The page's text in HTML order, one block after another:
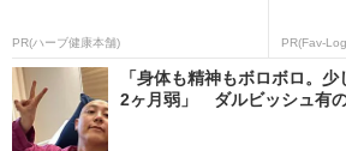
PR(ハーブ健康本舗) PR(Fav-
「身体も精神もボロボロ。
2ヶ月弱」 ダルビッシュ有